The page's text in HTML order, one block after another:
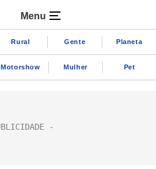
Menu
Rural Gente Planeta
Motorshow Mulher Pet